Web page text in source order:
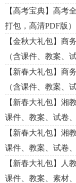
【高考宝典】高考
打包，高清PDF版）
【金秋大礼包】商
（含课件、教案、试
【新春大礼包】商
（含课件、教案、试
【新春大礼包】湘
课件、教案、试卷、
【新春大礼包】湘
课件、教案、试卷、
【新春大礼包】人
课件、教案、素材、